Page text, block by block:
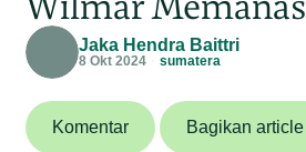
Jaka Hendra Baittri
8 Okt 2024 sumatera
Komentar Bagikan article